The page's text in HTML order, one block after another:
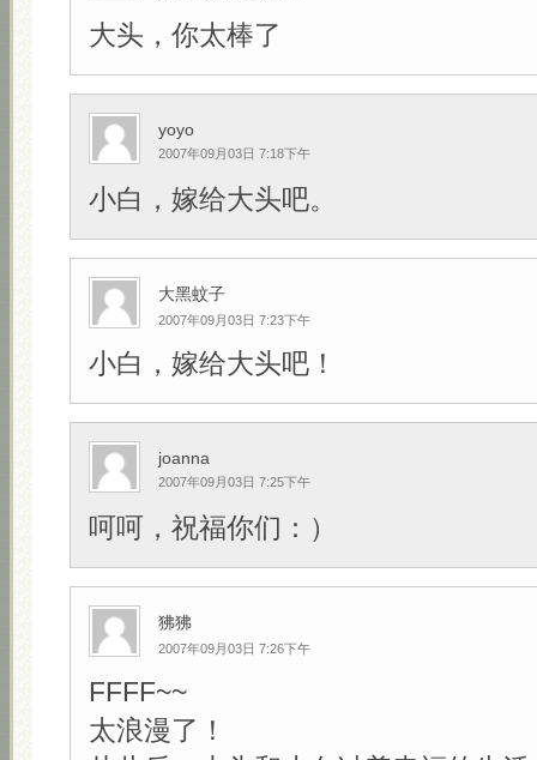
大头，你太棒了
yoyo
2007年09月03日 7:18下午
小白，嫁给大头吧。
大黑蚊子
2007年09月03日 7:23下午
小白，嫁给大头吧！
joanna
2007年09月03日 7:25下午
呵呵，祝福你们：）
狒狒
2007年09月03日 7:26下午
FFFF~~
太浪漫了！